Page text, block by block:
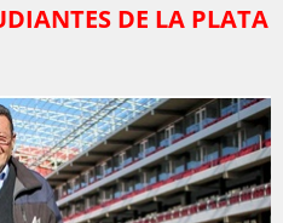
DE LA PLATA